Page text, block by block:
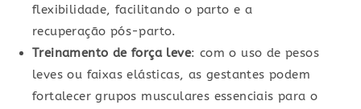
flexibilidade, facilitando o parto e a
recuperação pós-parto.
Treinamento de força leve: com o uso de pesos
leves ou faixas elásticas, as gestantes podem
fortalecer grupos musculares essenciais para o